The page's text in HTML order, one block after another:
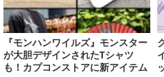
『モンハンワイルズ』モンスター
が大胆デザインされたTシャツ
も！カプコンストアに新アイテム